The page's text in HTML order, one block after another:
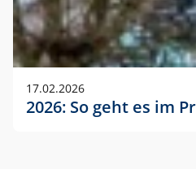
17.02.2026
2026: So geht es im